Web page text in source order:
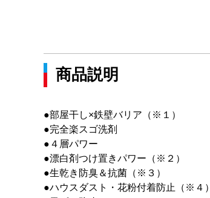
商品説明
●部屋干し×鉄壁バリア（※１）
●完全楽スゴ洗剤
●４層パワー
●漂白剤つけ置きパワー（※２）
●生乾き防臭＆抗菌（※３）
●ハウスダスト・花粉付着防止（※４）